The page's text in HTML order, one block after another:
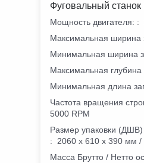
Фуговальный
Мощность двигателя: :
Максимальная ширина
Минимальная ширина
Максимальная глубина
Минимальная длина
Частота вращения
5000 RPM
Размер упаковки (ДШВ)
: 2060 х 610 х 390 мм
Масса Брутто / Нетто